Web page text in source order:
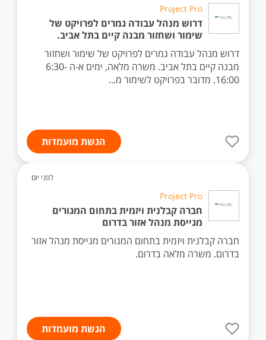
Project Pro
דרוש מנהל עבודה גמרים לפרויקט של
שימור ושחזור מבנה קיים בתל אביב.
דרוש מנהל עבודה גמרים לפרויקט של שימור ושחזור
מבנה קיים בתל אביב. משרה מלאה, ימים א-ה 6:30-
16:00. מדובר בפרויקט לשימור מ...
הגשת מועמדות
לפני יום
Project Pro
חברה קבלנית ויזמית בתחום המגורים
מגייסת מנהל אזור בדרום
חברה קבלנית ויזמית בתחום המגורים מגייסת מנהל אזור
בדרום. משרה מלאה בדרום.
הגשת מועמדות